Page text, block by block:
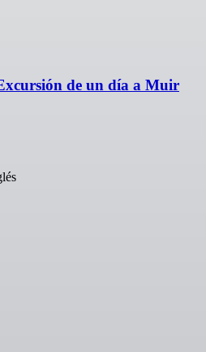
de un día a Muir